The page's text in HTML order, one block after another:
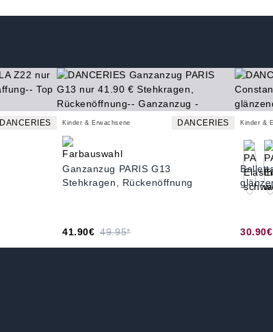
DANCERIES Kinder & Erwachsene DANCERIES
Ganzanzug PARIS G13
Stehkragen, Rückenöffnung
41.90€ 49.95*
Kinder &
30.90€